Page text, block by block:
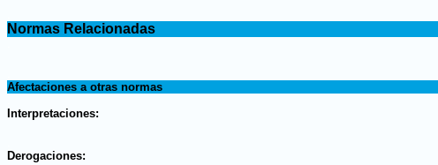
Normas Relacionadas
Afectaciones a otras normas
Interpretaciones:
Derogaciones: